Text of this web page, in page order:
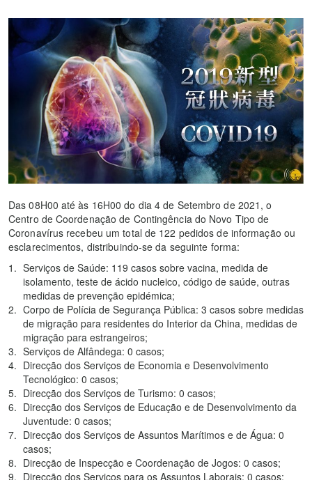
Das 08H00 até às 16H00 do dia 4 de Setembro de 2021, o
Centro de Coordenação de Contingência do Novo Tipo de
Coronavírus recebeu um total de 122 pedidos de informação ou
esclarecimentos, distribuindo-se da seguinte forma:
Serviços de Saúde: 119 casos sobre vacina, medida de
isolamento, teste de ácido nucleico, código de saúde, outras
medidas de prevenção epidémica;
Corpo de Polícia de Segurança Pública: 3 casos sobre medidas
de migração para residentes do Interior da China, medidas de
migração para estrangeiros;
Serviços de Alfândega: 0 casos;
Direcção dos Serviços de Economia e Desenvolvimento
Tecnológico: 0 casos;
Direcção dos Serviços de Turismo: 0 casos;
Direcção dos Serviços de Educação e de Desenvolvimento da
Juventude: 0 casos;
Direcção dos Serviços de Assuntos Marítimos e de Água: 0
casos;
Direcção de Inspecção e Coordenação de Jogos: 0 casos;
Direcção dos Serviços para os Assuntos Laborais: 0 casos;